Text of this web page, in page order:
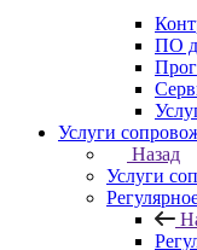
ПО
Услуги
Назад
Услуги